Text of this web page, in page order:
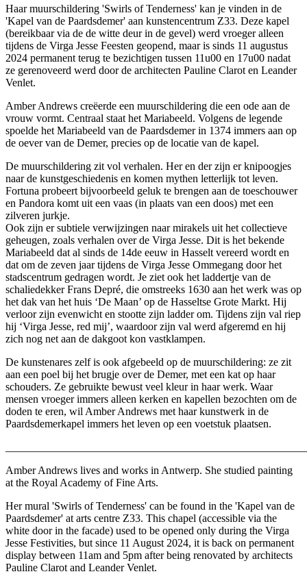
Haar muurschildering 'Swirls of Tenderness' kan je vinden in de
'Kapel van de Paardsdemer' aan kunstencentrum Z33. Deze kapel
(bereikbaar via de de witte deur in de gevel) werd vroeger alleen
tijdens de Virga Jesse Feesten geopend, maar is sinds 11 augustus
2024 permanent terug te bezichtigen tussen 11u00 en 17u00 nadat
ze gerenoveerd werd door de architecten Pauline Clarot en Leander
Venlet.
Amber Andrews creëerde een muurschildering die een ode aan de
vrouw vormt. Centraal staat het Mariabeeld. Volgens de legende
spoelde het Mariabeeld van de Paardsdemer in 1374 immers aan op
de oever van de Demer, precies op de locatie van de kapel.
De muurschildering zit vol verhalen. Her en der zijn er knipoogjes
naar de kunstgeschiedenis en komen mythen letterlijk tot leven.
Fortuna probeert bijvoorbeeld geluk te brengen aan de toeschouwer
en Pandora komt uit een vaas (in plaats van een doos) met een
zilveren jurkje.
Ook zijn er subtiele verwijzingen naar mirakels uit het collectieve
geheugen, zoals verhalen over de Virga Jesse. Dit is het bekende
Mariabeeld dat al sinds de 14de eeuw in Hasselt vereerd wordt en
dat om de zeven jaar tijdens de Virga Jesse Ommegang door het
stadscentrum gedragen wordt. Je ziet ook het laddertje van de
schaliedekker Frans Depré, die omstreeks 1630 aan het werk was op
het dak van het huis ‘De Maan’ op de Hasseltse Grote Markt. Hij
verloor zijn evenwicht en stootte zijn ladder om. Tijdens zijn val riep
hij ‘Virga Jesse, red mij’, waardoor zijn val werd afgeremd en hij
zich nog net aan de dakgoot kon vastklampen.
De kunstenares zelf is ook afgebeeld op de muurschildering: ze zit
aan een poel bij het brugje over de Demer, met een kat op haar
schouders. Ze gebruikte bewust veel kleur in haar werk. Waar
mensen vroeger immers alleen kerken en kapellen bezochten om de
doden te eren, wil Amber Andrews met haar kunstwerk in de
Paardsdemerkapel immers het leven op een voetstuk plaatsen.
Amber Andrews lives and works in Antwerp. She studied painting
at the Royal Academy of Fine Arts.
Her mural 'Swirls of Tenderness' can be found in the 'Kapel van de
Paardsdemer' at arts centre Z33. This chapel (accessible via the
white door in the facade) used to be opened only during the Virga
Jesse Festivities, but since 11 August 2024, it is back on permanent
display between 11am and 5pm after being renovated by architects
Pauline Clarot and Leander Venlet.